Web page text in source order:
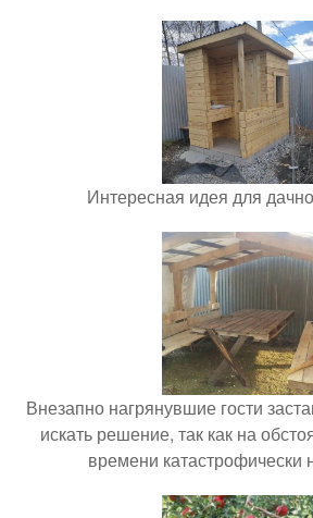
Интересная идея для
Внезапно нагрянувшие гости
искать решение, так как на
времени катастрофически